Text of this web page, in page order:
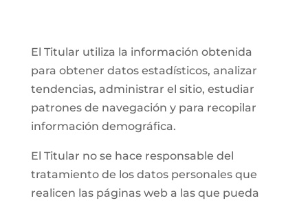
El Titular utiliza la información obtenida
para obtener datos estadísticos, analizar
tendencias, administrar el sitio, estudiar
patrones de navegación y para recopilar
información demográfica.
El Titular no se hace responsable del
tratamiento de los datos personales que
realicen las páginas web a las que pueda